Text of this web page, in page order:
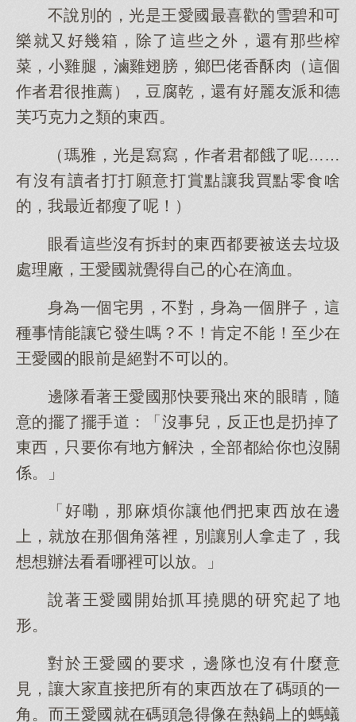
不說別的，光是王愛國最喜歡的雪碧和可
樂就又好幾箱，除了這些之外，還有那些榨
菜，小雞腿，滷雞翅膀，鄉巴佬香酥肉（這個
作者君很推薦），豆腐乾，還有好麗友派和德
芙巧克力之類的東西。
（瑪雅，光是寫寫，作者君都餓了呢……
有沒有讀者打打願意打賞點讓我買點零食啥
的，我最近都瘦了呢！）
眼看這些沒有拆封的東西都要被送去垃圾
處理廠，王愛國就覺得自己的心在滴血。
身為一個宅男，不對，身為一個胖子，這
種事情能讓它發生嗎？不！肯定不能！至少在
王愛國的眼前是絕對不可以的。
邊隊看著王愛國那快要飛出來的眼睛，隨
意的擺了擺手道：「沒事兒，反正也是扔掉了
東西，只要你有地方解決，全部都給你也沒關
係。」
「好嘞，那麻煩你讓他們把東西放在邊
上，就放在那個角落裡，別讓別人拿走了，我
想想辦法看看哪裡可以放。」
說著王愛國開始抓耳撓腮的研究起了地
形。
對於王愛國的要求，邊隊也沒有什麼意
見，讓大家直接把所有的東西放在了碼頭的一
角。而王愛國就在碼頭急得像在熱鍋上的螞蟻